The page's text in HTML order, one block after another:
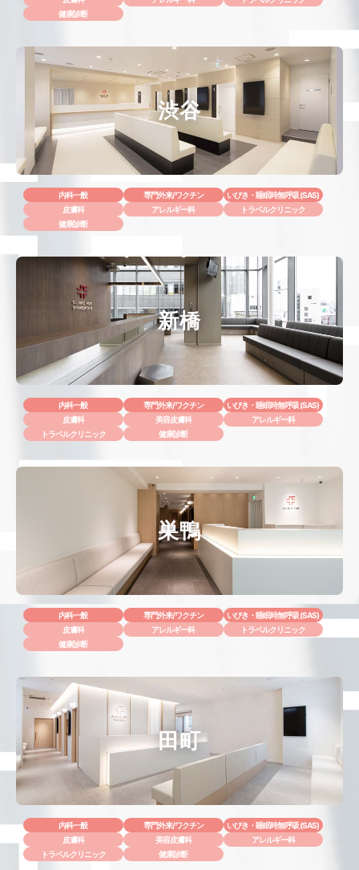
健康診断
渋谷
内科一般 専門外来/ワクチン
いびき・睡眠時無呼吸 (SAS)
皮膚科
アレルギー科
トラベルクリニック
健康診断
新橋
内科一般 専門外来/ワクチン
いびき・睡眠時無呼吸 (SAS)
皮膚科
美容皮膚科
アレルギー科
トラベルクリニック
健康診断
巣鴨
内科一般 専門外来/ワクチン
いびき・睡眠時無呼吸 (SAS)
皮膚科
アレルギー科
トラベルクリニック
健康診断
田町
内科一般 専門外来/ワクチン
いびき・睡眠時無呼吸 (SAS)
皮膚科
美容皮膚科
アレルギー科
トラベルクリニック
健康診断